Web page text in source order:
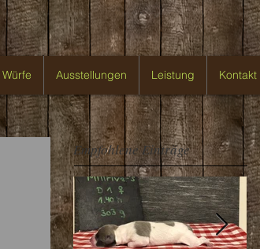
Würfe Ausstellungen Leistung Kontakt
Empfohlene Einträge